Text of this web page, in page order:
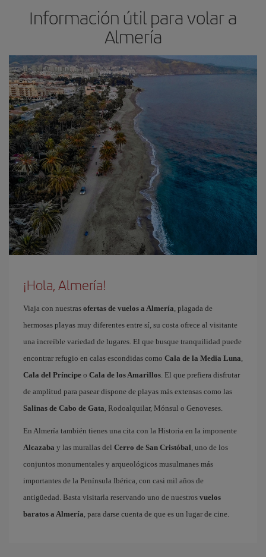
Información útil para volar a
Almería
¡Hola, Almería!
Viaja con nuestras ofertas de vuelos a Almería, plagada de
hermosas playas muy diferentes entre sí, su costa ofrece al visitante
una increíble variedad de lugares. El que busque tranquilidad puede
encontrar refugio en calas escondidas como Cala de la Media Luna,
Cala del Príncipe o Cala de los Amarillos. El que prefiera disfrutar
de amplitud para pasear dispone de playas más extensas como las
Salinas de Cabo de Gata, Rodoalquilar, Mónsul o Genoveses.
En Almería también tienes una cita con la Historia en la imponente
Alcazaba y las murallas del Cerro de San Cristóbal, uno de los
conjuntos monumentales y arqueológicos musulmanes más
importantes de la Península Ibérica, con casi mil años de
antigüedad. Basta visitarla reservando uno de nuestros vuelos
baratos a Almería, para darse cuenta de que es un lugar de cine.